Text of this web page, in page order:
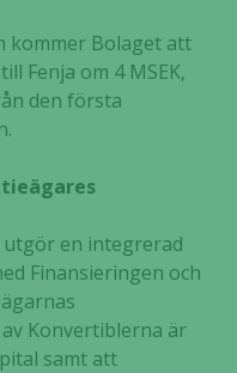
kommer Bolaget att
Fenja om 4 MSEK,
den första
utgör en integrerad
Finansieringen och
Konvertiblerna är
samt att